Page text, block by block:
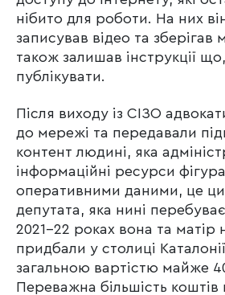
нібито для роботи. На них
записував відео та зберігав
також залишав інструкції
публікувати.
Після виходу із СІЗО
до мережі та передавали
контент людині, яка
інформаційні ресурси
оперативними даними, це
депутата, яка нині
2021-22 роках вона та матір
придбали у столиці
загальною вартістю майже
Переважна більшість коштів